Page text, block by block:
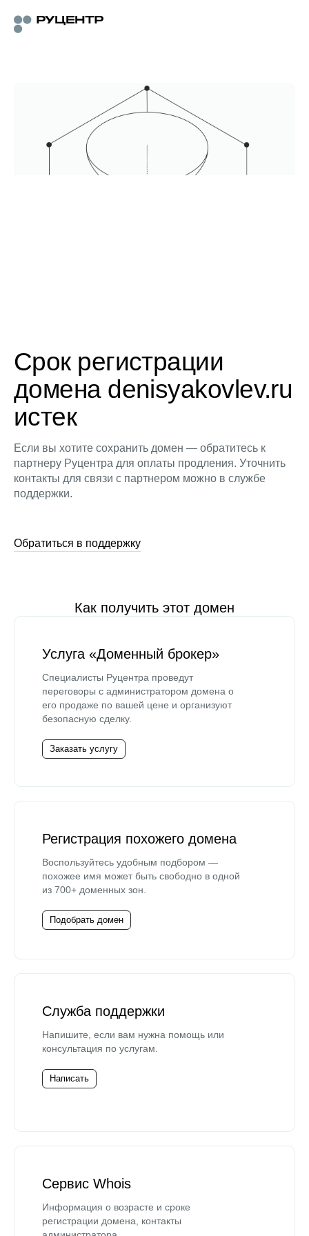
Срок регистрации
домена denisyakovlev.ru
истек
Если вы хотите сохранить домен — обратитесь к
партнеру Руцентра для оплаты продления. Уточнить
контакты для связи с партнером можно в службе
поддержки.
Обратиться в поддержку
Как получить этот домен
Услуга «Доменный брокер»
Специалисты Руцентра проведут
переговоры с администратором домена о
его продаже по вашей цене и организуют
безопасную сделку.
Заказать услугу
Регистрация похожего домена
Воспользуйтесь удобным подбором —
похожее имя может быть свободно в одной
из 700+ доменных зон.
Подобрать домен
Служба поддержки
Напишите, если вам нужна помощь или
консультация по услугам.
Написать
Сервис Whois
Информация о возрасте и сроке
регистрации домена, контакты